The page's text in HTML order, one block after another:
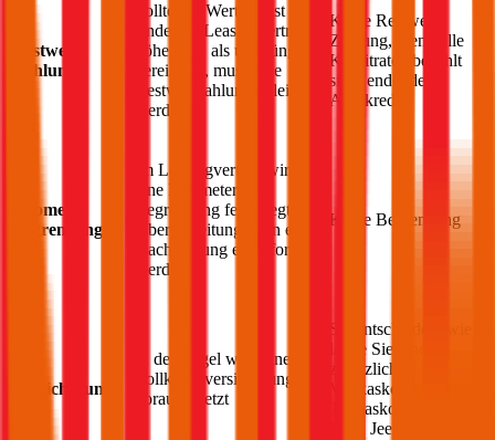
Restwert-
Zahlung
Sollte der Wertverlust am
Ende des Leasingvertrags
höher sein als ursprünglich
vereinbart, muss eine
Restwertzahlung geleistet
werden
Keine Restwert-
Zahlung, wenn alle
Kreditraten bezahlt
sind, endet der
Autokredit
Kilometer
Begrenzung
Im Leasingvertrag wird
eine Kilometer
Begrenzung festgelegt, bei
Überschreitung kann eine
Nachzahlung eingefordert
werden
Keine Begrenzung
Versicherung
In der Regel wird eine
Vollkaskoversicherung
vorausgesetzt
Sie entscheiden, wie
lange Sie einen
zusätzlichen
Vollkasko- oder
Teilkasko-Schutz für
Jeep